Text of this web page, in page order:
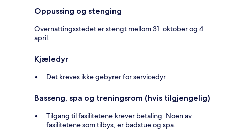
Oppussing og stenging
Overnattingsstedet er stengt mellom 31. oktober og 4.
april.
Kjæledyr
Det kreves ikke gebyrer for servicedyr
Basseng, spa og treningsrom (hvis tilgjengelig)
Tilgang til fasilitetene krever betaling. Noen av
fasilitetene som tilbys, er badstue og spa.